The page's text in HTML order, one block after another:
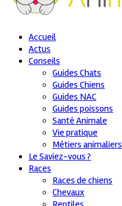
Accueil
Actus
Conseils
Guides Chats
Guides Chiens
Guides NAC
Guides poissons
Santé Animale
Vie pratique
Métiers animaliers
Le Saviez-vous ?
Races
Races de chiens
Chevaux